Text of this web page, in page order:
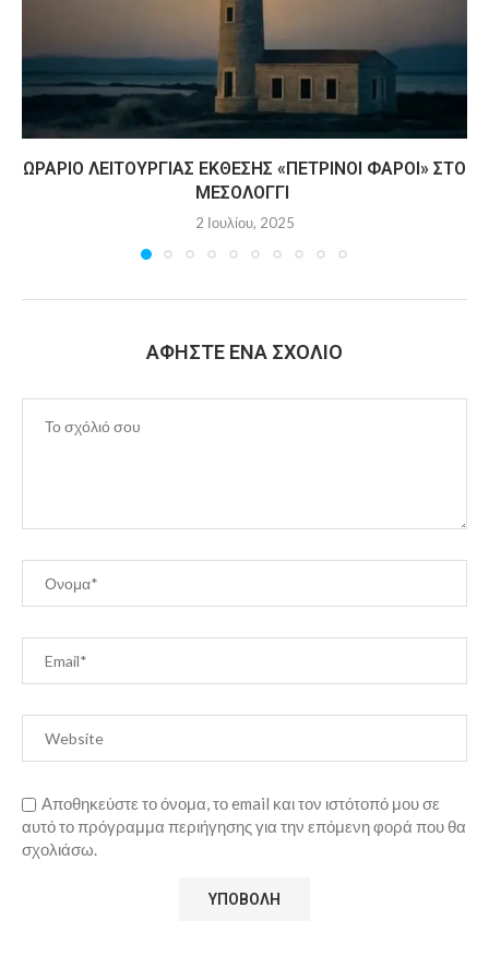
ΩΡΆΡΙΟ ΛΕΙΤΟΥΡΓΊΑΣ ΈΚΘΕΣΗΣ «ΠΈΤΡΙΝΟΙ ΦΆΡΟΙ» ΣΤΟ
ΜΕΣΟΛΌΓΓΙ
2 Ιουλίου, 2025
ΑΦΉΣΤΕ ΈΝΑ ΣΧΌΛΙΟ
Αποθηκεύστε το όνομα, το email και τον ιστότοπό μου σε
αυτό το πρόγραμμα περιήγησης για την επόμενη φορά που θα
σχολιάσω.